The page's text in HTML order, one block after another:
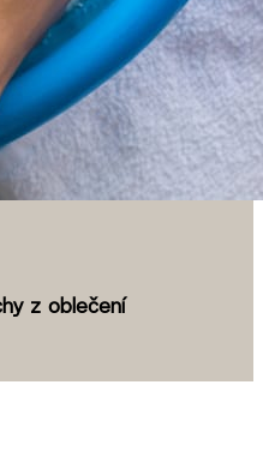
z oblečení